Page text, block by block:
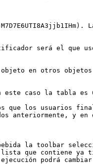
será el que
en otros
caso la tabla es
que los usuarios
anteriormente, y en
la toolbar
que contiene ya
podrá